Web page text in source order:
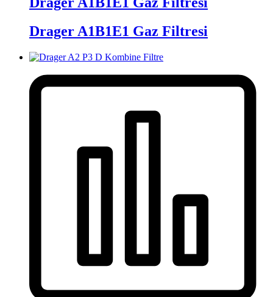
Drager A1B1E1 Gaz Filtresi